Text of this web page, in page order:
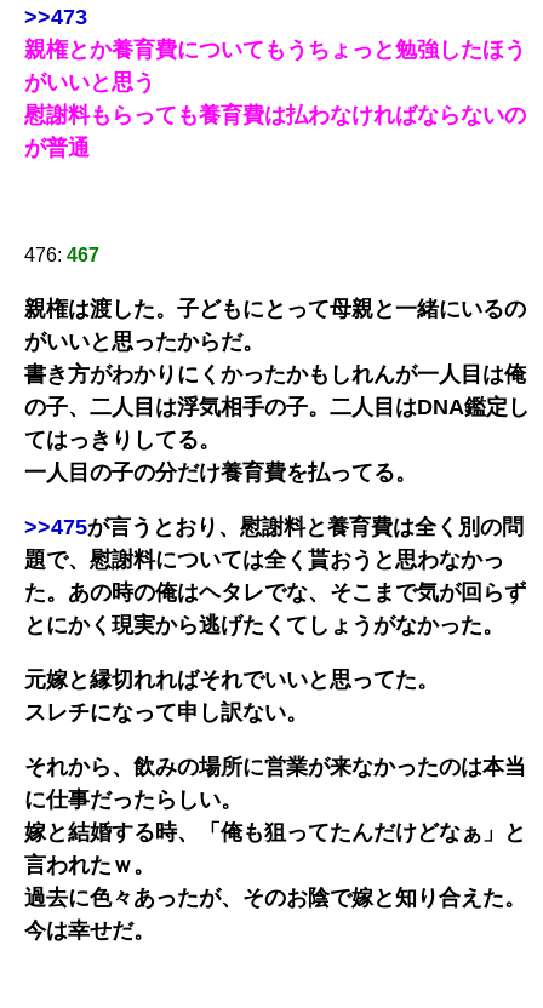
>>473
親権とか養育費についてもうちょっと勉強したほう
がいいと思う
慰謝料もらっても養育費は払わなければならないの
が普通
476: 467
親権は渡した。子どもにとって母親と一緒にいるの
がいいと思ったからだ。
書き方がわかりにくかったかもしれんが一人目は俺
の子、二人目は浮気相手の子。二人目はDNA鑑定し
てはっきりしてる。
一人目の子の分だけ養育費を払ってる。
>>475が言うとおり、慰謝料と養育費は全く別の問
題で、慰謝料については全く貰おうと思わなかっ
た。あの時の俺はヘタレでな、そこまで気が回らず
とにかく現実から逃げたくてしょうがなかった。
元嫁と縁切れればそれでいいと思ってた。
スレチになって申し訳ない。
それから、飲みの場所に営業が来なかったのは本当
に仕事だったらしい。
嫁と結婚する時、「俺も狙ってたんだけどなぁ」と
言われたｗ。
過去に色々あったが、そのお陰で嫁と知り合えた。
今は幸せだ。